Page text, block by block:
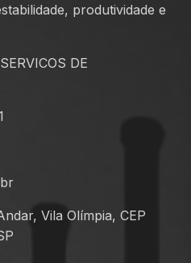
produtividade e
DE
Vila Olímpia, CEP